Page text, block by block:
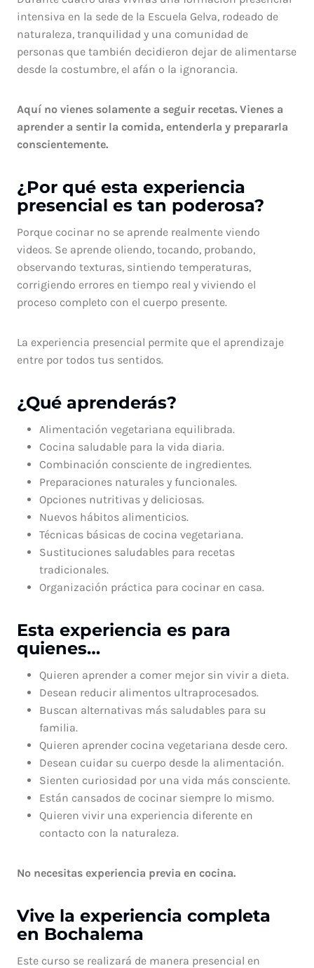
intensiva en la sede de la Escuela Gelva, rodeado de
naturaleza, tranquilidad y una comunidad de
personas que también decidieron dejar de alimentarse
desde la costumbre, el afán o la ignorancia.
Aquí no vienes solamente a seguir recetas. Vienes a
aprender a sentir la comida, entenderla y prepararla
conscientemente.
¿Por qué esta experiencia
presencial es tan poderosa?
Porque cocinar no se aprende realmente viendo
videos. Se aprende oliendo, tocando, probando,
observando texturas, sintiendo temperaturas,
corrigiendo errores en tiempo real y viviendo el
proceso completo con el cuerpo presente.
La experiencia presencial permite que el aprendizaje
entre por todos tus sentidos.
¿Qué aprenderás?
Alimentación vegetariana equilibrada.
Cocina saludable para la vida diaria.
Combinación consciente de ingredientes.
Preparaciones naturales y funcionales.
Opciones nutritivas y deliciosas.
Nuevos hábitos alimenticios.
Técnicas básicas de cocina vegetariana.
Sustituciones saludables para recetas
tradicionales.
Organización práctica para cocinar en casa.
Esta experiencia es para
quienes…
Quieren aprender a comer mejor sin vivir a dieta.
Desean reducir alimentos ultraprocesados.
Buscan alternativas más saludables para su
familia.
Quieren aprender cocina vegetariana desde cero.
Desean cuidar su cuerpo desde la alimentación.
Sienten curiosidad por una vida más consciente.
Están cansados de cocinar siempre lo mismo.
Quieren vivir una experiencia diferente en
contacto con la naturaleza.
No necesitas experiencia previa en cocina.
Vive la experiencia completa
en Bochalema
Este curso se realizará de manera presencial en